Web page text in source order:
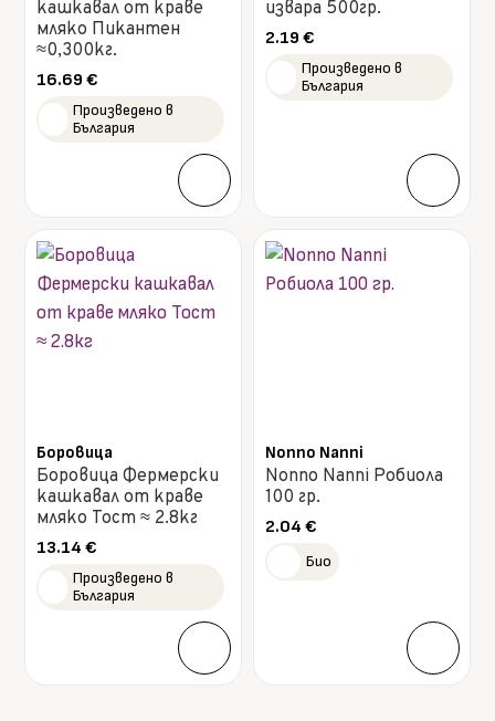
кашкавал от краве
мляко Пикантен
≈0,300кг.
16.69€
Произведено в
България
извара 500гр.
2.19 €
Произведено в
България
Боровица
Боровица Фермерски
кашкавал от краве
мляко Тост ≈ 2.8кг
13.14€
Произведено в
България
Nonno Nanni
Nonno Nanni Робиола
100 гр.
2.04 €
Био